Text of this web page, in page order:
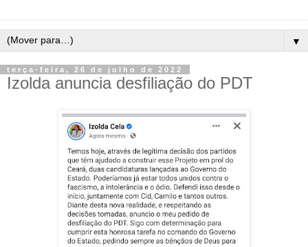
▼
terça-feira, 26 de julho de 2022
Izolda anuncia desfiliação do PDT